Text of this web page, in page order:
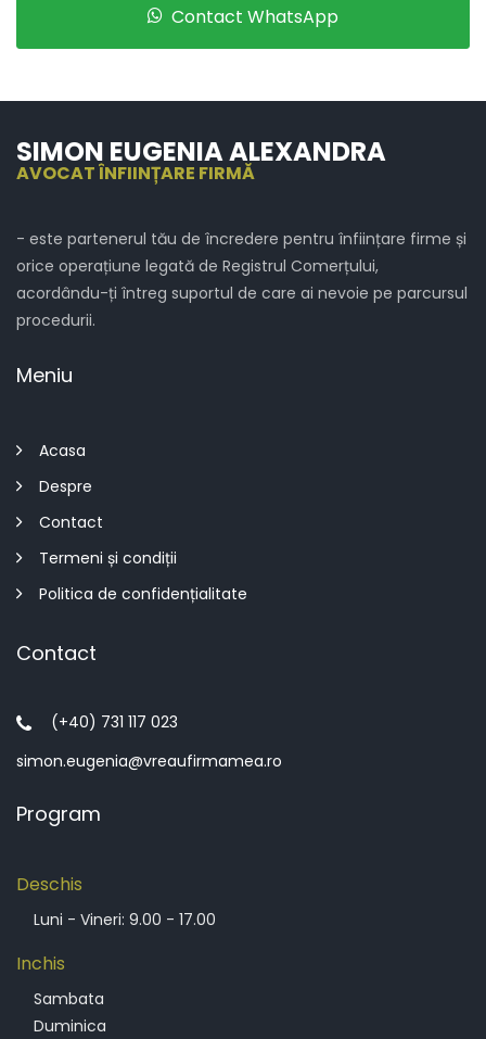
Contact WhatsApp
SIMON EUGENIA ALEXANDRA
AVOCAT ÎNFIINȚARE FIRMĂ
- este partenerul tău de încredere pentru înființare firme și
orice operațiune legată de Registrul Comerțului,
acordându-ți întreg suportul de care ai nevoie pe parcursul
procedurii.
Meniu
Acasa
Despre
Contact
Termeni și condiții
Politica de confidențialitate
Contact
(+40) 731 117 023
simon.eugenia@vreaufirmamea.ro
Program
Deschis
Luni - Vineri: 9.00 - 17.00
Inchis
Sambata
Duminica